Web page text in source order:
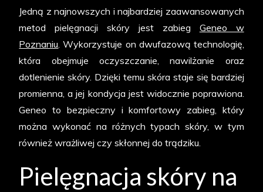
Jedną z najnowszych i najbardziej zaawansowanych
metod pielęgnacji skóry jest zabieg Geneo w
Poznaniu. Wykorzystuje on dwufazową technologię,
która obejmuje oczyszczanie, nawilżanie oraz
dotlenienie skóry. Dzięki temu skóra staje się bardziej
promienna, a jej kondycja jest widocznie poprawiona.
Geneo to bezpieczny i komfortowy zabieg, który
można wykonać na różnych typach skóry, w tym
również wrażliwej czy skłonnej do trądziku.
Pielęgnacja skóry na